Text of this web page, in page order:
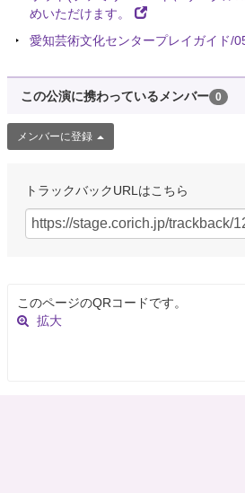
めいただけます。
愛知芸術文化センタープレイガイド/
この公演に携わっているメンバー 0
メンバーに登録
トラックバックURLはこちら
このページのQRコードです。
拡大